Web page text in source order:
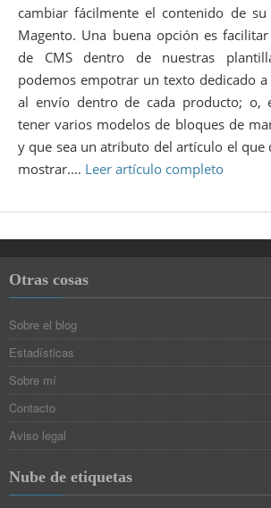
cambiar fácilmente el contenido de
Magento. Una buena opción es
de CMS dentro de nuestras
podemos empotrar un texto dedicado
al envío dentro de cada producto; o,
tener varios modelos de bloques de
y que sea un atributo del artículo el que
mostrar.… Leer artículo completo
Otras cosas
Sobre el blog
Estadísticas
Sobre mí
Contacto
Aviso legal
Nube de etiquetas